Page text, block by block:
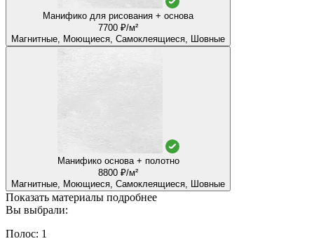
Манифико для рисования + основа
7700 ₽/м²
Магнитные, Моющиеся, Самоклеящиеся, Шовные
Манифико основа + полотно
8800 ₽/м²
Магнитные, Моющиеся, Самоклеящиеся, Шовные
Показать материалы подробнее
Вы выбрали:
Полос: 1